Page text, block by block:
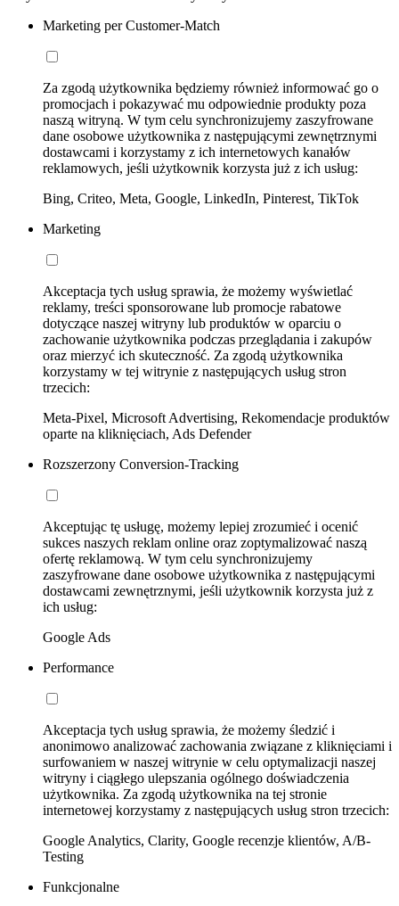
Marketing per Customer-Match
Za zgodą użytkownika będziemy również informować go o
promocjach i pokazywać mu odpowiednie produkty poza
naszą witryną. W tym celu synchronizujemy zaszyfrowane
dane osobowe użytkownika z następującymi zewnętrznymi
dostawcami i korzystamy z ich internetowych kanałów
reklamowych, jeśli użytkownik korzysta już z ich usług:
Bing, Criteo, Meta, Google, LinkedIn, Pinterest, TikTok
Marketing
Akceptacja tych usług sprawia, że możemy wyświetlać
reklamy, treści sponsorowane lub promocje rabatowe
dotyczące naszej witryny lub produktów w oparciu o
zachowanie użytkownika podczas przeglądania i zakupów
oraz mierzyć ich skuteczność. Za zgodą użytkownika
korzystamy w tej witrynie z następujących usług stron
trzecich:
Meta-Pixel, Microsoft Advertising, Rekomendacje produktów
oparte na kliknięciach, Ads Defender
Rozszerzony Conversion-Tracking
Akceptując tę usługę, możemy lepiej zrozumieć i ocenić
sukces naszych reklam online oraz zoptymalizować naszą
ofertę reklamową. W tym celu synchronizujemy
zaszyfrowane dane osobowe użytkownika z następującymi
dostawcami zewnętrznymi, jeśli użytkownik korzysta już z
ich usług:
Google Ads
Performance
Akceptacja tych usług sprawia, że możemy śledzić i
anonimowo analizować zachowania związane z kliknięciami i
surfowaniem w naszej witrynie w celu optymalizacji naszej
witryny i ciągłego ulepszania ogólnego doświadczenia
użytkownika. Za zgodą użytkownika na tej stronie
internetowej korzystamy z następujących usług stron trzecich:
Google Analytics, Clarity, Google recenzje klientów, A/B-
Testing
Funkcjonalne